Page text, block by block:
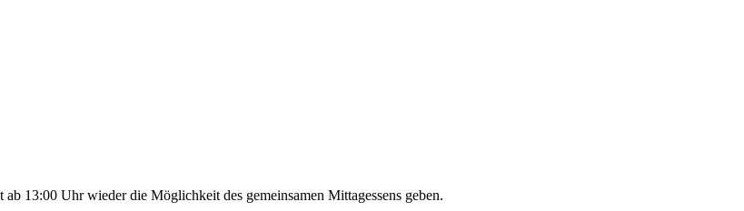
13:00 Uhr wieder die Möglichkeit des gemeinsamen Mittagessens geben.